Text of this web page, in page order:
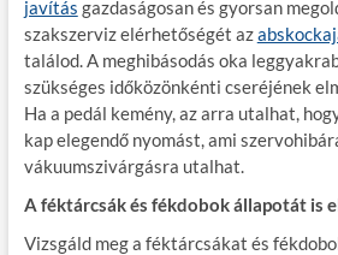
javítás gazdaságosan és gyorsan
szakszerviz elérhetőségét az
találod. A meghibásodás oka
szükséges időközönkénti cseréjének
Ha a pedál kemény, az arra utalhat,
kap elegendő nyomást, ami
vákuumszivárgásra utalhat.
A féktárcsák és fékdobok állapotát is
Vizsgáld meg a féktárcsákat és